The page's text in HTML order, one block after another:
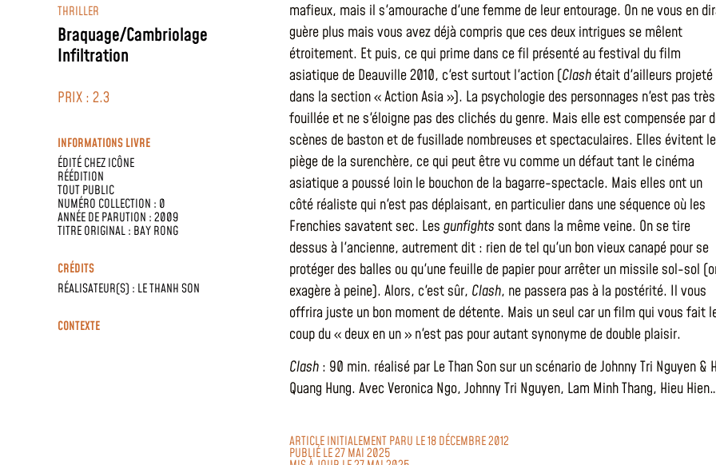
THRILLER
Braquage/Cambriolage
Infiltration
PRIX : 2.3
INFORMATIONS LIVRE
ÉDITÉ CHEZICÔNE
RÉÉDITION
TOUT PUBLIC
NUMÉRO COLLECTION : 0
ANNÉE DE PARUTION : 2009
TITRE ORIGINAL : BAY RONG
CRÉDITS
RÉALISATEUR(S) : LE THANH SON
CONTEXTE
mafieux, mais il s'amourache d'une femme de leur entourage. On ne vous en
guère plus mais vous avez déjà compris que ces deux intrigues se mêlent
étroitement. Et puis, ce qui prime dans ce fil présenté au festival du film
asiatique de Deauville 2010, c'est surtout l'action (Clash était d'ailleurs projeté
dans la section « Action Asia »). La psychologie des personnages n'est pas très
fouillée et ne s'éloigne pas des clichés du genre. Mais elle est compensée par
scènes de baston et de fusillade nombreuses et spectaculaires. Elles évitent le
piège de la surenchère, ce qui peut être vu comme un défaut tant le cinéma
asiatique a poussé loin le bouchon de la bagarre-spectacle. Mais elles ont un
côté réaliste qui n'est pas déplaisant, en particulier dans une séquence où les
Frenchies savatent sec. Les gunfightssont dans la même veine. On se tire
dessus à l'ancienne, autrement dit : rien de tel qu'un bon vieux canapé pour se
protéger des balles ou qu'une feuille de papier pour arrêter un missile sol-sol
exagère à peine). Alors, c'est sûr, Clash, ne passera pas à la postérité. Il vous
offrira juste un bon moment de détente. Mais un seul car un film qui vous fait
coup du « deux en un » n'est pas pour autant synonyme de double plaisir.
Clash : 90 min. réalisé par Le Than Son sur un scénario de Johnny Tri Nguyen &
Quang Hung. Avec Veronica Ngo, Johnny Tri Nguyen, Lam Minh Thang, Hieu
ARTICLE INITIALEMENT PARU LE 18 DÉCEMBRE 2012
PUBLIÉ LE 27 MAI 2025